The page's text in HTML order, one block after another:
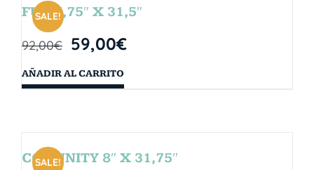
SALE!
FUN 7,75″ X 31,5″
92,00€ 59,00€
AÑADIR AL CARRITO
SALE!
COMUNITY 8″ X 31,75″